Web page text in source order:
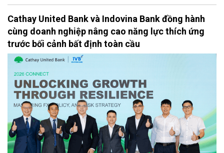
Cathay United Bank và Indovina Bank đồng hành
cùng doanh nghiệp nâng cao năng lực thích ứng
trước bối cảnh bất định toàn cầu